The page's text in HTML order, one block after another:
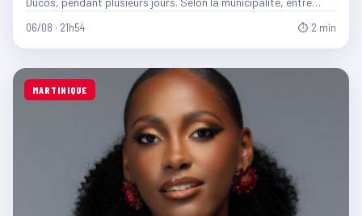
06/08 · 21h54 ⏱ 2 min
MARTINIQUE